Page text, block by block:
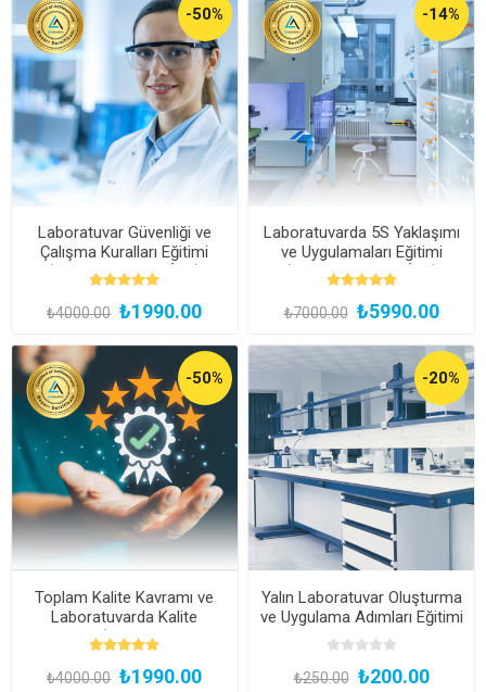
-50%
Laboratuvar Güvenliği ve
Çalışma Kuralları Eğitimi
(Kayıttan Hemen İzle)
₺4000.00 ₺1990.00
-14%
Laboratuvarda 5S Yaklaşımı
ve Uygulamaları Eğitimi
(Kayıttan Hemen İzle)
₺7000.00 ₺5990.00
-50%
Toplam Kalite Kavramı ve
Laboratuvarda Kalite
Yaklaşımı (Kayıttan Hemen
İzle)
₺4000.00 ₺1990.00
-20%
Yalın Laboratuvar Oluşturma
ve Uygulama Adımları Eğitimi
₺250.00 ₺200.00